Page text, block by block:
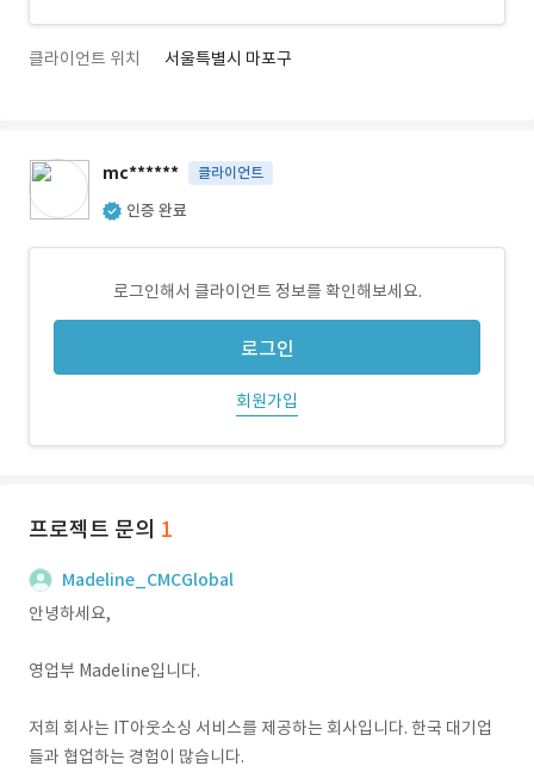
클라이언트 위치 서울특별시 마포구
mc****** 클라이언트
인증 완료
로그인해서 클라이언트 정보를 확인해보세요.
로그인
회원가입
프로젝트 문의 1
Madeline_CMCGlobal
안녕하세요,
영업부 Madeline입니다.
저희 회사는 IT아웃소싱 서비스를 제공하는 회사입니다. 한국 대기업
들과 협업하는 경험이 많습니다.